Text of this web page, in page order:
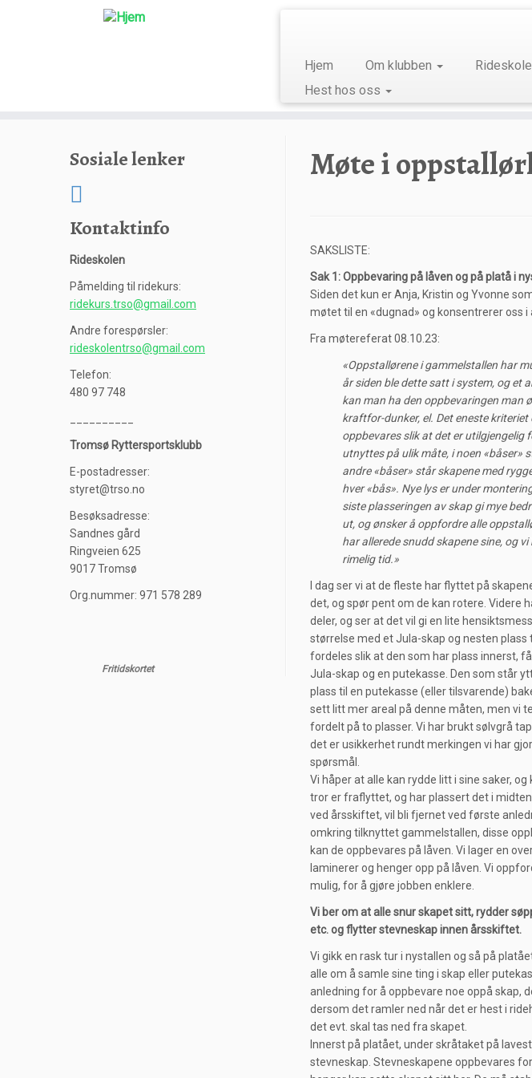
Hjem Om klubben
Hest hos oss
Sosiale lenker
Kontaktinfo
Rideskolen
Påmelding til ridekurs:
ridekurs.trso@gmail.com
Andre forespørsler:
rideskolentrso@gmail.com
Telefon:
480 97 748
Tromsø Ryttersportsklubb
E-postadresser:
styret@trso.no
Besøksadresse:
Sandnes gård
Ringveien 625
9017 Tromsø
Org.nummer: 971 578 289
Fritidskortet
Møte i
SAKSLISTE:
Sak 1: Oppbevaring på låven og på platå i
Siden det kun er Anja, Kristin og Yvonne
møtet til en «dugnad» og konsentrerer oss
Fra møtereferat 08.10.23:
«Oppstallørene i gammelstallen har
år siden ble dette satt i system, og et
kan man ha den oppbevaringen man
kraftfor-dunker, el. Det eneste
oppbevares slik at det er utilgjengelig
utnyttes på ulik måte, i noen «båser»
andre «båser» står skapene med
hver «bås». Nye lys er under
siste plasseringen av skap gi mye
ut, og ønsker å oppfordre alle
har allerede snudd skapene sine, og
rimelig tid.»
I dag ser vi at de fleste har flyttet på
det, og spør pent om de kan rotere. Videre
deler, og ser at det vil gi en lite
størrelse med et Jula-skap og nesten
fordeles slik at den som har plass innerst,
Jula-skap og en putekasse. Den som står
plass til en putekasse (eller tilsvarende)
sett litt mer areal på denne måten, men vi
fordelt på to plasser. Vi har brukt sølvgrå
det er usikkerhet rundt merkingen vi har
spørsmål.
Vi håper at alle kan rydde litt i sine saker,
tror er fraflyttet, og har plassert det i
ved årsskiftet, vil bli fjernet ved første
omkring tilknyttet gammelstallen, disse
kan de oppbevares på låven. Vi lager en
laminerer og henger opp på låven. Vi
mulig, for å gjøre jobben enklere.
Vi ber om at alle snur skapet sitt, rydder
etc. og flytter stevneskap innen årsskiftet.
Vi gikk en rask tur i nystallen og så på
alle om å samle sine ting i skap eller
anledning for å oppbevare noe oppå skap,
dersom det ramler ned når det er hest i
det evt. skal tas ned fra skapet.
Innerst på platået, under skråtaket på
stevneskap. Stevneskapene oppbevares